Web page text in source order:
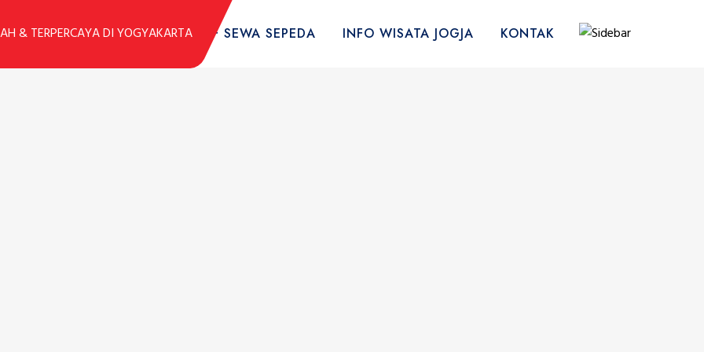
KOLEKSI SEPEDA TARIF SEWA SEPEDA INFO WISATA JOGJA KONTAK